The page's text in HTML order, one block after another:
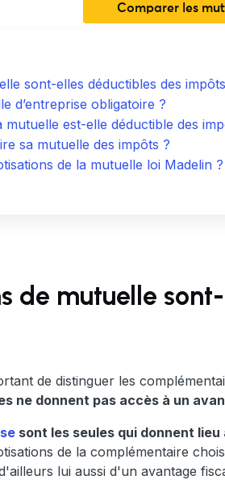
Comparer les
sont-elles déductibles des
d’entreprise obligatoire ?
est-elle déductible des
sa mutuelle des impôts ?
de la mutuelle loi Madelin ?
de mutuelle
de distinguer les
ne donnent pas accès à un
sont les seules qui donnent
de la complémentaire
lui aussi d'un avantage